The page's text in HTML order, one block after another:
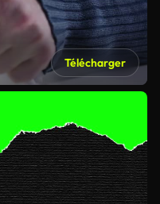
Télécharger